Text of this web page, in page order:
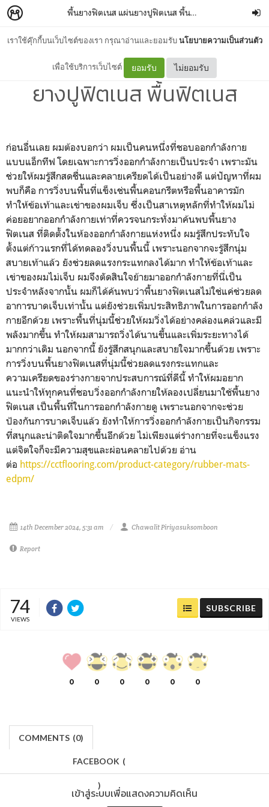
เราใช้คุ๊กกี้บนเว็บไซต์ของเรา กรุณาอ่านและยอมรับนโยบายความเป็นส่วนตัว
เพื่อใช้บริการเว็บไซต์ ยอมรับ ไม่ยอมรับ
พื้นยางฟิตเนส แผ่นยางปูฟิตเนส พื้นฟิตเนส Chawalit
จำหน่าย พื้นยางฟิตเนส แผ่น
ยางปูฟิตเนส พื้นฟิตเนส
ก่อนอื่นเลย ผมต้องบอกว่า ผมเป็นคนหนึ่งที่ชอบออกกำลังกาย
แบบแอ็กทีฟ โดยเฉพาะการวิ่งออกกำลังกายเป็นประจำ เพราะมัน
ช่วยให้ผมรู้สึกสดชื่นและคลายเครียดได้เป็นอย่างดี แต่ปัญหาที่ผม
พบก็คือ การวิ่งบนพื้นที่แข็งเช่นพื้นคอนกรีตหรือพื้นอาคารมัก
ทำให้ข้อเท้าและเข่าของผมเจ็บ ซึ่งเป็นสาเหตุหลักที่ทำให้ผมไม่
ค่อยอยากออกกำลังกายเท่าที่ควรจนกระทั่งมาค้นพบพื้นยาง
ฟิตเนส ที่ติดตั้งในห้องออกกำลังกายแห่งหนึ่ง ผมรู้สึกประทับใจ
ตั้งแต่ก้าวแรกที่ได้ทดลองวิ่งบนพื้นนี้ เพราะนอกจากจะรู้สึกนุ่ม
สบายเท้าแล้ว ยังช่วยลดแรงกระแทกลงได้มาก ทำให้ข้อเท้าและ
เข่าของผมไม่เจ็บ ผมจึงตัดสินใจย้ายมาออกกำลังกายที่นี่เป็น
ประจำหลังจากนั้น ผมก็ได้ค้นพบว่าพื้นยางฟิตเนสไม่ใช่แค่ช่วยลด
อาการบาดเจ็บเท่านั้น แต่ยังช่วยเพิ่มประสิทธิภาพในการออกกำลัง
กายอีกด้วย เพราะพื้นที่นุ่มนี้ช่วยให้ผมวิ่งได้อย่างคล่องแคล่วและมี
พลังมากขึ้น ทำให้ผมสามารถวิ่งได้นานขึ้นและเพิ่มระยะทางได้
มากกว่าเดิม นอกจากนี้ ยังรู้สึกสนุกและสบายใจมากขึ้นด้วย เพราะ
การวิ่งบนพื้นยางฟิตเนสที่นุ่มนี้ช่วยลดแรงกระแทกและ
ความเครียดของร่างกายจากประสบการณ์ที่ดีนี้ ทำให้ผมอยาก
แนะนำให้ทุกคนที่ชอบวิ่งออกกำลังกายให้ลองเปลี่ยนมาใช้พื้นยาง
ฟิตเนส เป็นพื้นที่ในการออกกำลังกายดู เพราะนอกจากจะช่วย
ป้องกันการบาดเจ็บแล้ว ยังทำให้การวิ่งออกกำลังกายเป็นกิจกรรม
ที่สนุกและน่าติดใจมากขึ้นอีกด้วย ไม่เพียงแต่ร่างกายที่จะแข็งแรง
แต่จิตใจก็จะมีความสุขและผ่อนคลายไปด้วย อ่าน
ต่อ https://cctflooring.com/product-category/rubber-mats-
edpm/
14th December 2024, 5:31 am Chawalit Piriyasuksomboon
Report
74
VIEWS
SUBSCRIBE
0 0 0 0 0 0
COMMENTS (0)
FACEBOOK (
)
เข้าสู่ระบบเพื่อแสดงความคิดเห็น